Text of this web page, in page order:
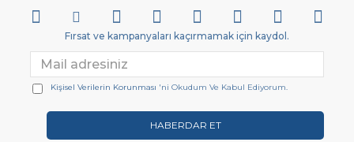
Fırsat ve kampanyaları kaçırmamak için kaydol.
HABERDAR ET
Kişisel Verilerin Korunması 'ni Okudum Ve Kabul Ediyorum.